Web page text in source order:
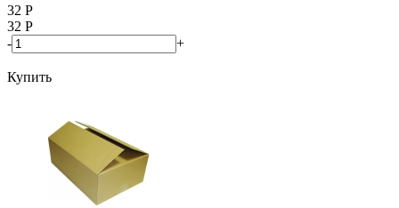
32 Р
32 Р
-
+
Купить